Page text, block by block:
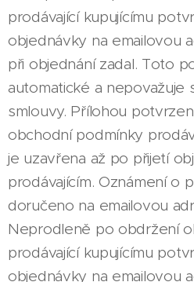
prodávající kupujícímu
objednávky na emailovou
při objednání zadal. Toto
automatické a nepovažuje
smlouvy. Přílohou
obchodní podmínky
je uzavřena až po přijetí
prodávajícím. Oznámení o
doručeno na emailovou
Neprodleně po obdržení
prodávající kupujícímu
objednávky na emailovou